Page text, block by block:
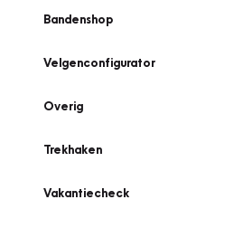
Bandenshop
Velgenconfigurator
Overig
Trekhaken
Vakantiecheck